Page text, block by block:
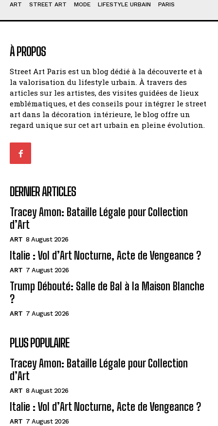
ART STREET ART MODE LIFESTYLE URBAIN PARIS
À PROPOS
Street Art Paris est un blog dédié à la découverte et à
la valorisation du lifestyle urbain. À travers des
articles sur les artistes, des visites guidées de lieux
emblématiques, et des conseils pour intégrer le street
art dans la décoration intérieure, le blog offre un
regard unique sur cet art urbain en pleine évolution.
DERNIER ARTICLES
Tracey Amon: Bataille Légale pour Collection
d’Art
ART 8 August 2026
Italie : Vol d’Art Nocturne, Acte de Vengeance ?
ART 7 August 2026
Trump Débouté: Salle de Bal à la Maison Blanche
?
ART 7 August 2026
PLUS POPULAIRE
Tracey Amon: Bataille Légale pour Collection
d’Art
ART 8 August 2026
Italie : Vol d’Art Nocturne, Acte de Vengeance ?
ART 7 August 2026